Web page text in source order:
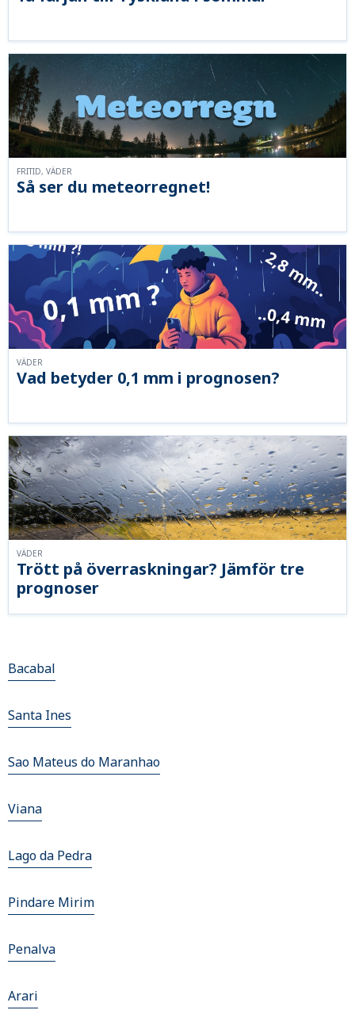
Så ser du meteorregnet!
FRITID, VÄDER
Vad betyder 0,1 mm i prognosen?
VÄDER
Trött på överraskningar? Jämför tre
prognoser
VÄDER
Bacabal
Santa Ines
Sao Mateus do Maranhao
Viana
Lago da Pedra
Pindare Mirim
Penalva
Arari